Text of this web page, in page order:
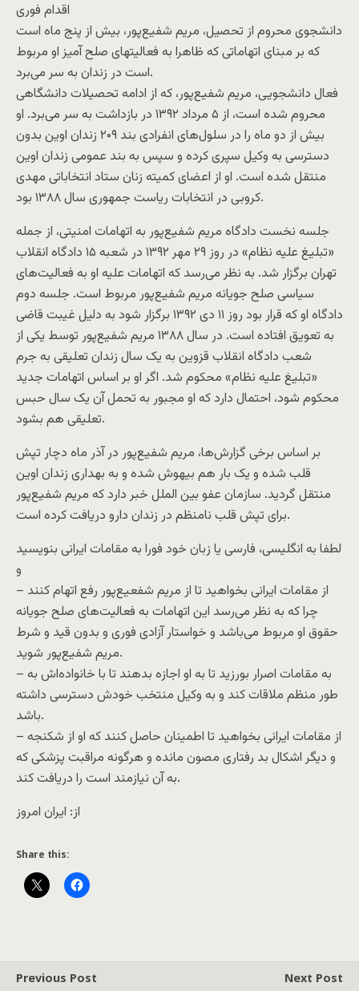
اقدام فوری
دانشجوی محروم از تحصیل، مریم شفیع‌پور، بیش از پنج ماه است
که بر مبنای اتهاماتی که ظاهرا به فعالیتهای صلح آمیز او مربوط
است در زندان به سر می‌برد.
فعال دانشجویی، مریم شفیع‌پور، که از ادامه تحصیلات دانشگاهی
محروم شده است، از ۵ مرداد ۱۳۹۲ در بازداشت به سر می‌برد. او
بیش از دو ماه را در سلول‌های انفرادی بند ۲۰۹ زندان اوین بدون
دسترسی به وکیل سپری کرده و سپس به بند عمومی زندان اوین
منتقل شده است. او از اعضای کمیته زنان ستاد انتخاباتی مهدی
کروبی در انتخابات ریاست جمهوری سال ۱۳۸۸ بود.
جلسه نخست دادگاه مریم شفیع‌پور به اتهامات امنیتی، از جمله
«تبلیغ علیه نظام» در روز ۲۹ مهر ۱۳۹۲ در شعبه ۱۵ دادگاه انقلاب
تهران برگزار شد. به نظر می‌رسد که اتهامات علیه او به فعالیت‌های
سیاسی صلح جویانه مریم شفیع‌پور مربوط است. جلسه دوم
دادگاه او که قرار بود روز ۱۱ دی ۱۳۹۲ برگزار شود به دلیل غیبت قاضی
به تعویق افتاده است. در سال ۱۳۸۸ مریم شفیع‌پور توسط یکی از
شعب دادگاه انقلاب قزوین به یک سال زندان تعلیقی به جرم
«تبلیغ علیه نظام» محکوم شد. اگر او بر اساس اتهامات جدید
محکوم شود، احتمال دارد که او مجبور به تحمل آن یک سال حبس
تعلیقی هم بشود.
بر اساس برخی گزارش‌ها، مریم شفیع‌پور در آذر ماه دچار تپش
قلب شده و یک بار هم بیهوش شده و به بهداری زندان اوین
منتقل گردید. سازمان عفو بین الملل خبر دارد که مریم شفیع‌پور
برای تپش قلب نامنظم در زندان دارو دریافت کرده است.
لطفا به انگلیسی، فارسی یا زبان خود فورا به مقامات ایرانی بنویسید
و
– از مقامات ایرانی بخواهید تا از مریم شفعیع‌پور رفع اتهام کنند
چرا که به نظر می‌رسد این اتهامات به فعالیت‌های صلح جویانه
حقوق او مربوط می‌باشد و خواستار آزادی فوری و بدون قید و شرط
مریم شفیع‌پور شوید.
– به مقامات اصرار بورزید تا به او اجازه بدهند تا با خانواده‌اش به
طور منظم ملاقات کند و به وکیل منتخب خودش دسترسی داشته
باشد.
– از مقامات ایرانی بخواهید تا اطمینان حاصل کنند که او از شکنجه
و دیگر اشکال بد رفتاری مصون مانده و هرگونه مراقبت پزشکی که
به آن نیازمند است را دریافت کند.
از: ایران امروز
Share this:
Previous Post Next Post